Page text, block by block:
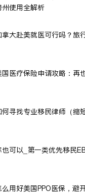
州使用全解析
拿大赴美就医可行吗？旅
国医疗保险申请攻略：再
何寻找专业移民律师（缩
也可以_第一类优先移民
么用好美国PPO医保，避